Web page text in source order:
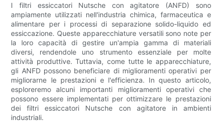
I filtri essiccatori Nutsche con agitatore (ANFD) sono
ampiamente utilizzati nell'industria chimica, farmaceutica e
alimentare per i processi di separazione solido-liquido ed
essiccazione. Queste apparecchiature versatili sono note per
la loro capacità di gestire un'ampia gamma di materiali
diversi, rendendole uno strumento essenziale per molte
attività produttive. Tuttavia, come tutte le apparecchiature,
gli ANFD possono beneficiare di miglioramenti operativi per
migliorarne le prestazioni e l'efficienza. In questo articolo,
esploreremo alcuni importanti miglioramenti operativi che
possono essere implementati per ottimizzare le prestazioni
dei filtri essiccatori Nutsche con agitatore in ambienti
industriali.